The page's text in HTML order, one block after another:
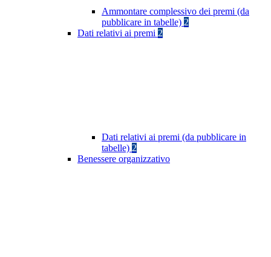
Ammontare complessivo dei premi (da
pubblicare in tabelle) 2
Dati relativi ai premi 2
Dati relativi ai premi (da pubblicare in
tabelle) 2
Benessere organizzativo